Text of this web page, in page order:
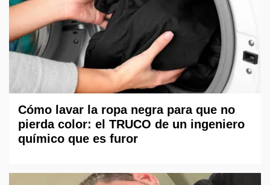
Cómo lavar la ropa negra para que no
pierda color: el TRUCO de un ingeniero
químico que es furor